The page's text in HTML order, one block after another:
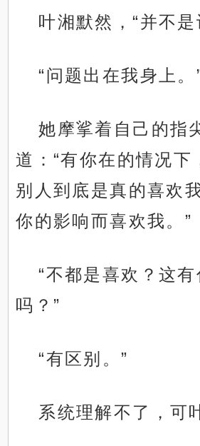
叶湘默然，“并不是
“问题出在我身上。
她摩挲着自己的指
道：“有你在的情况下
别人到底是真的喜欢
你的影响而喜欢我。”
“不都是喜欢？这有
吗？”
“有区别。”
系统理解不了，可